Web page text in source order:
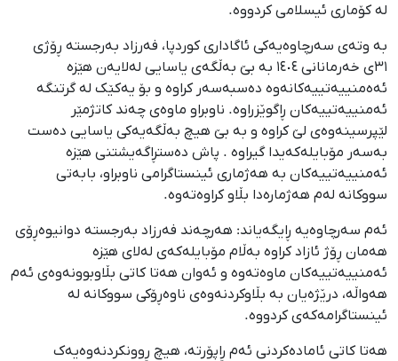
لە کۆماری ئیسلامی کردووە.
بە وتەی سەرچاوەیەکی ئاگاداری کوردپا، فەرزاد بەرجستە ڕۆژی
٣١ی خەرمانانی ١٤٠٤ بە بێ بەڵگەی یاسایی لەلایەن هێزە
ئەەمنییەتییەکانەوە دەسبەسەر کراوە و بۆ یەکێک لە گرتنگە
ئەمنییەتییەکان ڕاگوێزراوە. ناوبراو ماوەی چەند کاتژمێر
لێپرسینەوەی لێ کراوە و بە بێ هیچ بەڵگەیەکی یاسایی دەست
بەسەر مۆبایلەکەیدا گیراوە . پاش دەستڕاگەیشتنی هێزە
ئەمنییەتییەکان بە هەژماری ئینستاگرامی ناوبراو، بابەتی
سووکانە لەم هەژمارەدا بڵاو کراوەتەوە.
ئەم سەرچاوەیە ڕایگەیاند: هەرچەند فەرزاد بەرجستە دوانیوەڕۆی
هەمان ڕۆژ ئازاد کراوە بەڵام مۆبایلەکەی لەلای هێزە
ئەمنییەتییەکان ماوەتەوە و ئەوان هەتا کاتی بڵاوبوونەوەی ئەم
هەواڵە، درێژەیان بە بڵاوکردنەوەی ناوەڕۆکی سووکانە لە
ئینستاگرامەکەی کردووە.
هەتا کاتی ئامادەکردنی ئەم ڕاپۆرتە، هیچ ڕوونکردنەوەیەک